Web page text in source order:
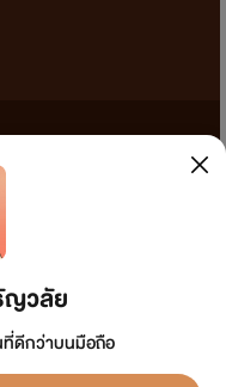
ญวลัย
ที่ดีกว่าบนมือถือ
ทั้งสิ้น ดังนั้นผู้อ่านทุกท่านโปรดใช้
มใดๆ ที่ขัดต่อกฎหมายและศีลธรรม
การในทันที ทั้งนี้ ทางเว็บไซต์ขอสงวน